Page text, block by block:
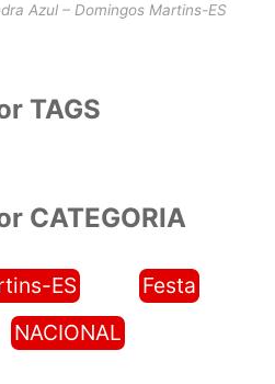
Azul – Domingos Martins-ES
TAGS
CATEGORIA
ES
Festa
NACIONAL